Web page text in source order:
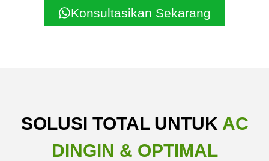
Konsultasikan Sekarang
SOLUSI TOTAL UNTUK AC
DINGIN & OPTIMAL